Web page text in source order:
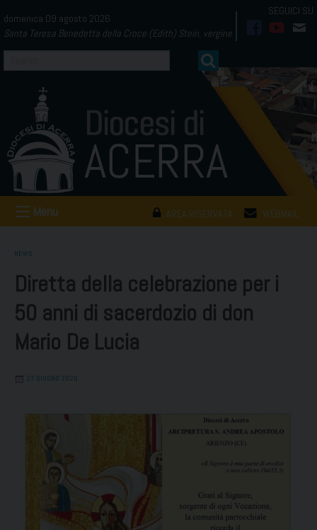
to
content
domenica 09 agosto 2026
Santa Teresa Benedetta della Croce (Edith) Stein, vergine
AREA RISERVATA WEBMAIL
Menu
NEWS
Diretta della celebrazione per i
50 anni di sacerdozio di don
Mario De Lucia
27 GIUGNO 2020